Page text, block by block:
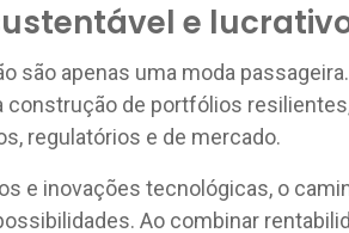
e
são apenas uma moda
construção de portfólios
regulatórios e de mercado.
e inovações tecnológicas, o
Ao combinar